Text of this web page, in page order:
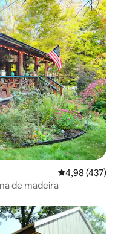
4,98 de uma
4,98 (437)
de madeira
hóspedes